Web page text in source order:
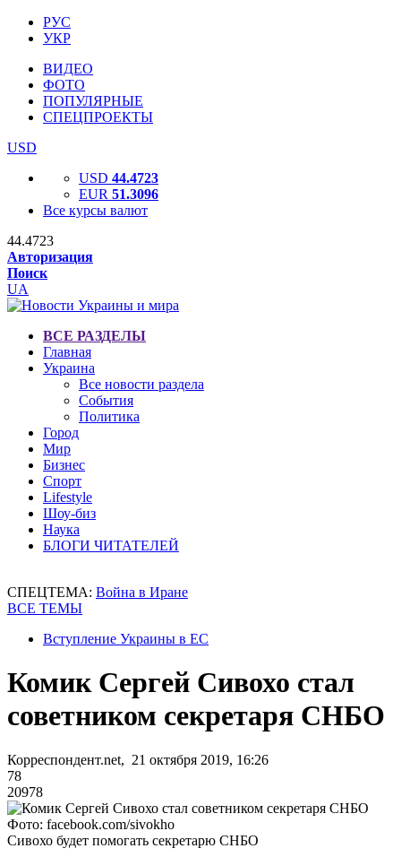
РУС
УКР
ВИДЕО
ФОТО
ПОПУЛЯРНЫЕ
СПЕЦПРОЕКТЫ
USD
USD 44.4723
EUR 51.3096
Все курсы валют
44.4723
Авторизация
Поиск
UA
ВСЕ РАЗДЕЛЫ
Главная
Украина
Все новости раздела
События
Политика
Город
Мир
Бизнес
Спорт
Lifestyle
Шоу-биз
Наука
БЛОГИ ЧИТАТЕЛЕЙ
СПЕЦТЕМА: Война в Иране
ВСЕ ТЕМЫ
Вступление Украины в ЕС
Комик Сергей Сивохо стал
советником секретаря СНБО
Корреспондент.net, 21 октября 2019, 16:26
78
20978
Фото: facebook.com/sivokho
Сивохо будет помогать секретарю СНБО